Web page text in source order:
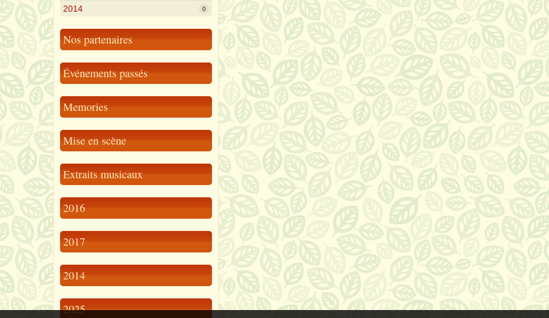
2014 0
Nos partenaires
Événements passés
Memories
Mise en scène
Extraits musicaux
2016
2017
2014
2025